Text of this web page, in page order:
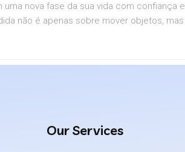
nova fase da sua vida com confiança
não é apenas sobre mover objetos,
Our Services